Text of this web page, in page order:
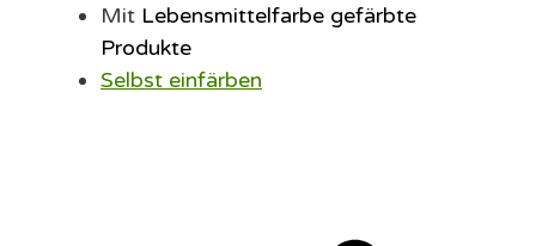
Mit Lebensmittelfarbe gefärbte
Produkte
Selbst einfärben